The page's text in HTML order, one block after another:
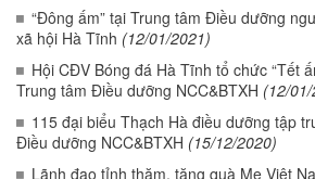
“Đông ấm” tại Trung tâm Điều dưỡng
xã hội Hà Tĩnh (12/01/2021)
Hội CĐV Bóng đá Hà Tĩnh tổ chức “Tết
Trung tâm Điều dưỡng NCC&BTXH (12/
115 đại biểu Thạch Hà điều dưỡng tập
Điều dưỡng NCC&BTXH (15/12/2020)
Lãnh đạo tỉnh thăm, tặng quà Mẹ Việt